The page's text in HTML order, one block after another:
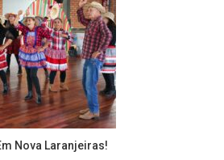
Nova Laranjeiras!